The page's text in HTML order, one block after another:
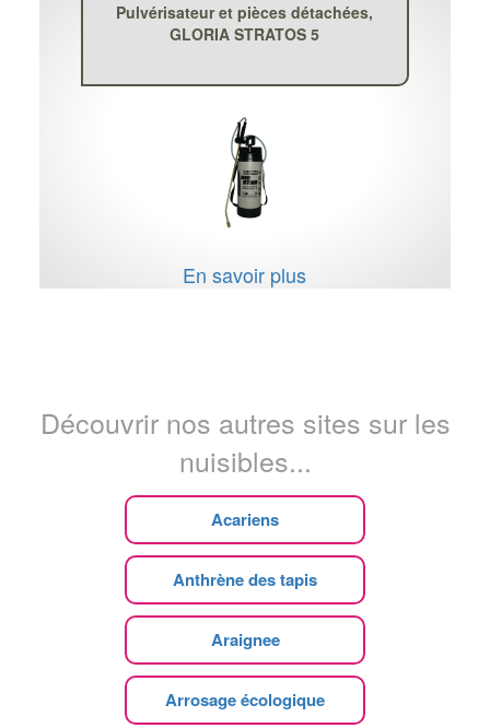
Pulvérisateur et pièces détachées,
GLORIA STRATOS 5
En savoir plus
Découvrir nos autres sites sur les
nuisibles...
Acariens
Anthrène des tapis
Araignee
Arrosage écologique